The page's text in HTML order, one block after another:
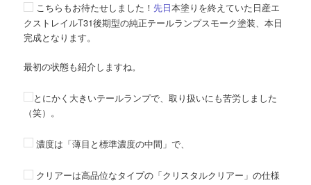
こちらもお待たせしました！先日本塗りを終えていた日産エ
クストレイルT31後期型の純正テールランプスモーク塗装、本日
完成となります。
最初の状態も紹介しますね。
とにかく大きいテールランプで、取り扱いにも苦労しました
（笑）。
濃度は「薄目と標準濃度の中間」で、
クリアーは高品位なタイプの「クリスタルクリアー」の仕様